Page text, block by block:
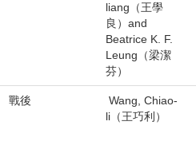
liang（王學
良）and
Beatrice K. F.
Leung（梁潔
芬）
戰後
Wang, Chiao-
li（王巧利）